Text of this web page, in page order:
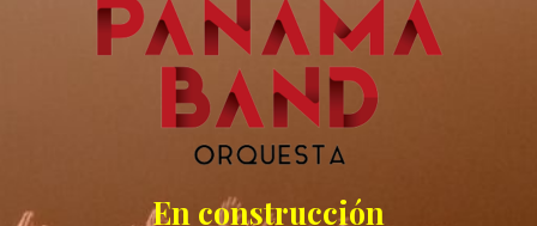
En construcción